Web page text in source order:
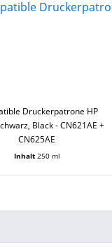
Druckerpatrone HP
Black - CN621AE +
CN625AE
Inhalt 250 ml